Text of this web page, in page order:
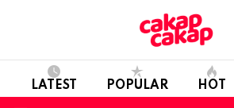
LATEST POPULAR HOT